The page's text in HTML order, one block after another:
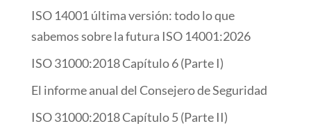
ISO 14001 última versión: todo lo que
sabemos sobre la futura ISO 14001:2026
ISO 31000:2018 Capítulo 6 (Parte I)
El informe anual del Consejero de Seguridad
ISO 31000:2018 Capítulo 5 (Parte II)